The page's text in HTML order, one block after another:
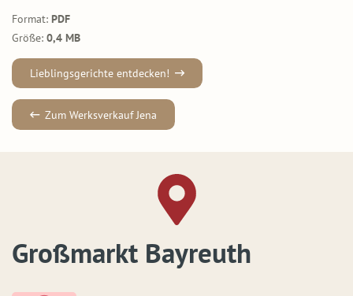
Format: PDF
Größe: 0,4 MB
Lieblingsgerichte entdecken!
Zum Werksverkauf Jena
Großmarkt Bayreuth